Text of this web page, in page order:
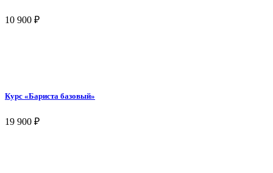
10 900 ₽
Курс «Бариста базовый»
19 900 ₽